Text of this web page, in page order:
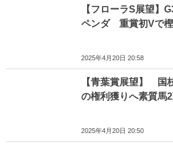
【フローラS展望】
ペンダ 重賞初Vで
2025年4月20日 20:58
【青葉賞展望】 国
の権利獲りへ素質馬
2025年4月20日 20:50